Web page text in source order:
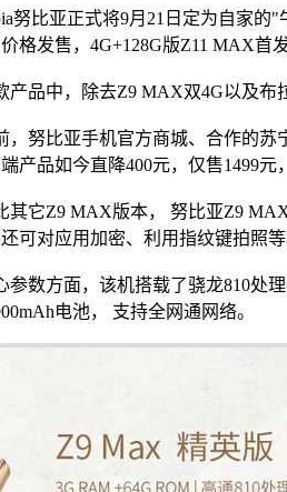
努比亚正式将9月21日定为自家的
格发售，4G+128G版Z11 MAX首
产品中，除去Z9 MAX双4G以及布
，努比亚手机官方商城、合作的苏
产品如今直降400元，仅售1499
其它Z9 MAX版本， 努比亚Z9
可对应用加密、利用指纹键拍照
参数方面，该机搭载了骁龙810处
电池， 支持全网通网络。